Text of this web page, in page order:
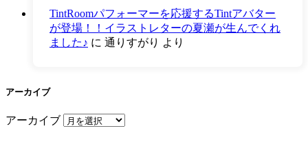
TintRoomパフォーマーを応援するTintアバター
が登場！！イラストレターの夏瀬が生んでくれ
ました♪ に 通りすがり より
アーカイブ
アーカイブ